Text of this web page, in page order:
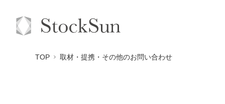
TOP 取材・提携・その他のお問い合わせ